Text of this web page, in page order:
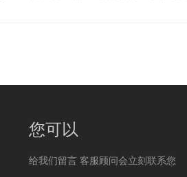
您可以
给我们留言 客服顾问会立刻联系您